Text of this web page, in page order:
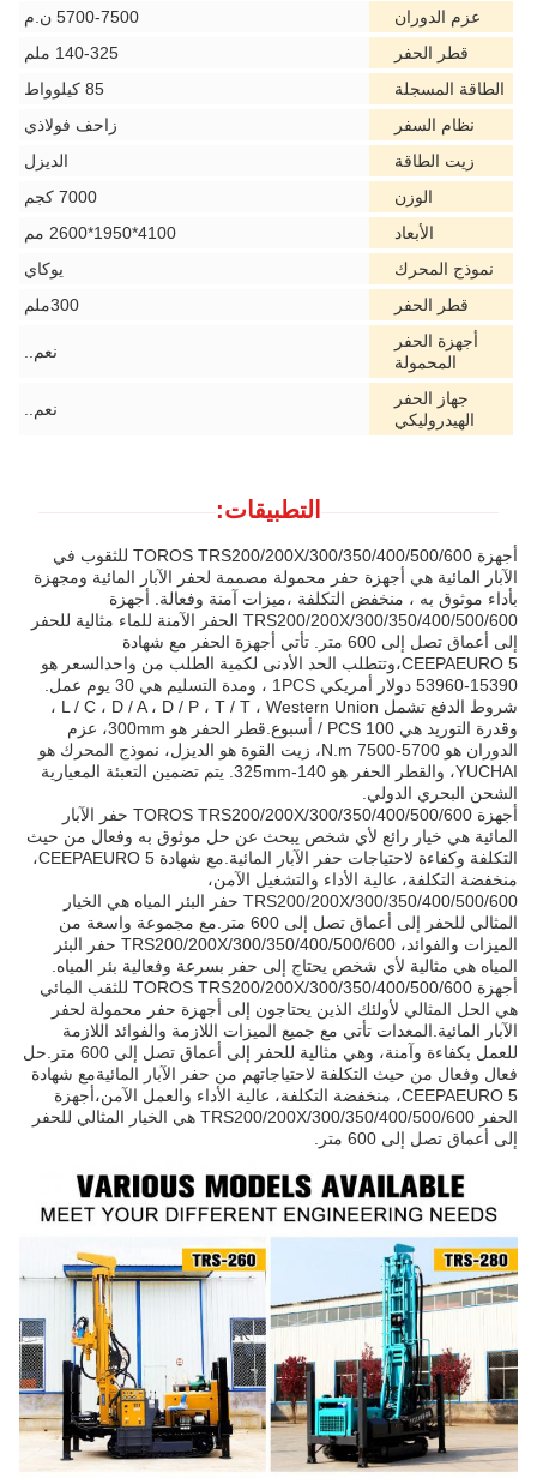
عزم الدوران
5700-7500 ن.م
قطر الحفر
140-325 ملم
الطاقة المسجلة
85 كيلوواط
نظام السفر
زاحف فولاذي
زيت الطاقة
الديزل
الوزن
7000 كجم
الأبعاد
4100*1950*2600 مم
نموذج المحرك
يوكاي
قطر الحفر
300ملم
أجهزة الحفر
المحمولة
نعم..
جهاز الحفر
الهيدروليكي
نعم..
التطبيقات:
أجهزة TOROS TRS200/200X/300/350/400/500/600 للثقوب في
الآبار المائية هي أجهزة حفر محمولة مصممة لحفر الآبار المائية ومجهزة
بأداء موثوق به ، منخفض التكلفة ،ميزات آمنة وفعالة. أجهزة
TRS200/200X/300/350/400/500/600 الحفر الآمنة للماء مثالية للحفر
إلى أعماق تصل إلى 600 متر. تأتي أجهزة الحفر مع شهادة
CEEPAEURO 5،وتتطلب الحد الأدنى لكمية الطلب من واحدالسعر هو
15390-53960 دولار أمريكي 1PCS ، ومدة التسليم هي 30 يوم عمل.
شروط الدفع تشمل L / C ، D / A ، D / P ، T / T ، Western Union ،
وقدرة التوريد هي 100 PCS / أسبوع.قطر الحفر هو 300mm، عزم
الدوران هو 5700-7500 N.m، زيت القوة هو الديزل، نموذج المحرك هو
YUCHAI، والقطر الحفر هو 140-325mm. يتم تضمين التعبئة المعيارية
الشحن البحري الدولي.
أجهزة TOROS TRS200/200X/300/350/400/500/600 حفر الآبار
المائية هي خيار رائع لأي شخص يبحث عن حل موثوق به وفعال من حيث
التكلفة وكفاءة لاحتياجات حفر الآبار المائية.مع شهادة CEEPAEURO 5،
منخفضة التكلفة، عالية الأداء والتشغيل الآمن،
TRS200/200X/300/350/400/500/600 حفر البئر المياه هي الخيار
المثالي للحفر إلى أعماق تصل إلى 600 متر.مع مجموعة واسعة من
الميزات والفوائد، TRS200/200X/300/350/400/500/600 حفر البئر
المياه هي مثالية لأي شخص يحتاج إلى حفر بسرعة وفعالية بئر المياه.
أجهزة TOROS TRS200/200X/300/350/400/500/600 للثقب المائي
هي الحل المثالي لأولئك الذين يحتاجون إلى أجهزة حفر محمولة لحفر
الآبار المائية.المعدات تأتي مع جميع الميزات اللازمة والفوائد اللازمة
للعمل بكفاءة وآمنة، وهي مثالية للحفر إلى أعماق تصل إلى 600 متر.حل
فعال وفعال من حيث التكلفة لاحتياجاتهم من حفر الآبار المائيةمع شهادة
CEEPAEURO 5، منخفضة التكلفة، عالية الأداء والعمل الآمن،أجهزة
الحفر TRS200/200X/300/350/400/500/600 هي الخيار المثالي للحفر
إلى أعماق تصل إلى 600 متر.